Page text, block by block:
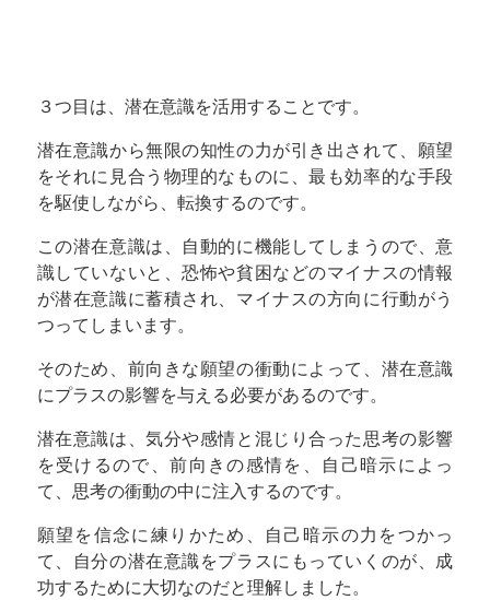
３つ目は、潜在意識を活用することです。
潜在意識から無限の知性の力が引き出されて、願望
をそれに見合う物理的なものに、最も効率的な手段
を駆使しながら、転換するのです。
この潜在意識は、自動的に機能してしまうので、意
識していないと、恐怖や貧困などのマイナスの情報
が潜在意識に蓄積され、マイナスの方向に行動がう
つってしまいます。
そのため、前向きな願望の衝動によって、潜在意識
にプラスの影響を与える必要があるのです。
潜在意識は、気分や感情と混じり合った思考の影響
を受けるので、前向きの感情を、自己暗示によっ
て、思考の衝動の中に注入するのです。
願望を信念に練りかため、自己暗示の力をつかっ
て、自分の潜在意識をプラスにもっていくのが、成
功するために大切なのだと理解しました。